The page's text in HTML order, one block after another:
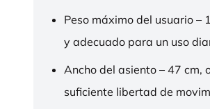
Peso máximo del usuario –
y adecuado para un uso
Ancho del asiento – 47 cm,
suficiente libertad de